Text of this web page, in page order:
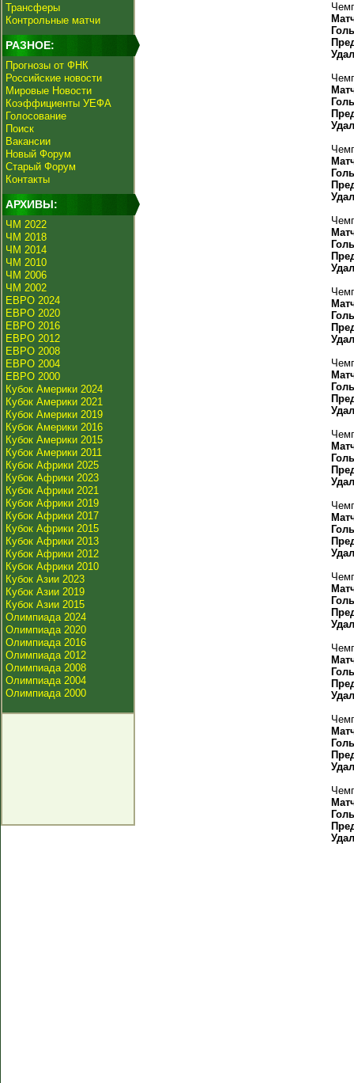
Трансферы
Контрольные матчи
РАЗНОЕ:
Прогнозы от ФНК
Российские новости
Мировые Новости
Коэффициенты УЕФА
Голосование
Поиск
Вакансии
Новый Форум
Старый Форум
Контакты
АРХИВЫ:
ЧМ 2022
ЧМ 2018
ЧМ 2014
ЧМ 2010
ЧМ 2006
ЧМ 2002
ЕВРО 2024
ЕВРО 2020
ЕВРО 2016
ЕВРО 2012
ЕВРО 2008
ЕВРО 2004
ЕВРО 2000
Кубок Америки 2024
Кубок Америки 2021
Кубок Америки 2019
Кубок Америки 2016
Кубок Америки 2015
Кубок Америки 2011
Кубок Африки 2025
Кубок Африки 2023
Кубок Африки 2021
Кубок Африки 2019
Кубок Африки 2017
Кубок Африки 2015
Кубок Африки 2013
Кубок Африки 2012
Кубок Африки 2010
Кубок Азии 2023
Кубок Азии 2019
Кубок Азии 2015
Олимпиада 2024
Олимпиада 2020
Олимпиада 2016
Олимпиада 2012
Олимпиада 2008
Олимпиада 2004
Олимпиада 2000